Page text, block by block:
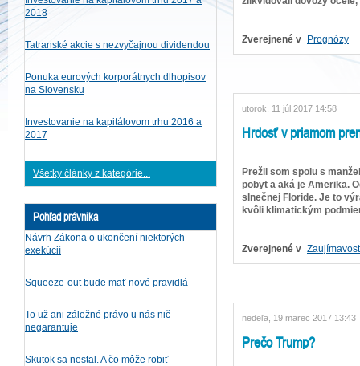
2018
Tatranské akcie s nezvyčajnou dividendou
Ponuka eurových korporátnych dlhopisov
na Slovensku
Investovanie na kapitálovom trhu 2016 a
2017
Všetky články z kategórie...
Pohľad právnika
Návrh Zákona o ukončení niektorých
exekúcií
Squeeze-out bude mať nové pravidlá
To už ani záložné právo u nás nič
negarantuje
Skutok sa nestal. A čo môže robiť
Zverejnené v Prognózy
utorok, 11 júl 2017 14:58
Hrdosť v priamom
Prežil som spolu s
pobyt a aká je Amerika.
slnečnej Floride. Je to
kvôli klimatickým
Zverejnené v
nedeľa, 19 marec 2017 13:43
Prečo Trump?